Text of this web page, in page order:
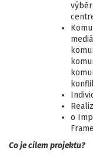
o
Co je cílem projektu?